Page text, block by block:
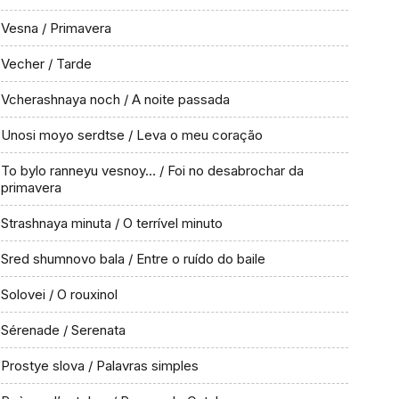
Vesna / Primavera
Vecher / Tarde
Vcherashnaya noch / A noite passada
Unosi moyo serdtse / Leva o meu coração
To bylo ranneyu vesnoy… / Foi no desabrochar da
primavera
Strashnaya minuta / O terrível minuto
Sred shumnovo bala / Entre o ruído do baile
Solovei / O rouxinol
Sérenade / Serenata
Prostye slova / Palavras simples